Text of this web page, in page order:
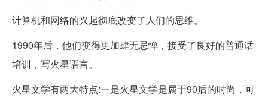
计算机和网络的兴起彻底改变了人们的思维。
1990年后，他们变得更加肆无忌惮，接受了良好的普通话
培训，写火星语言。
火星文学有两大特点:一是火星文学是属于90后的时尚，可